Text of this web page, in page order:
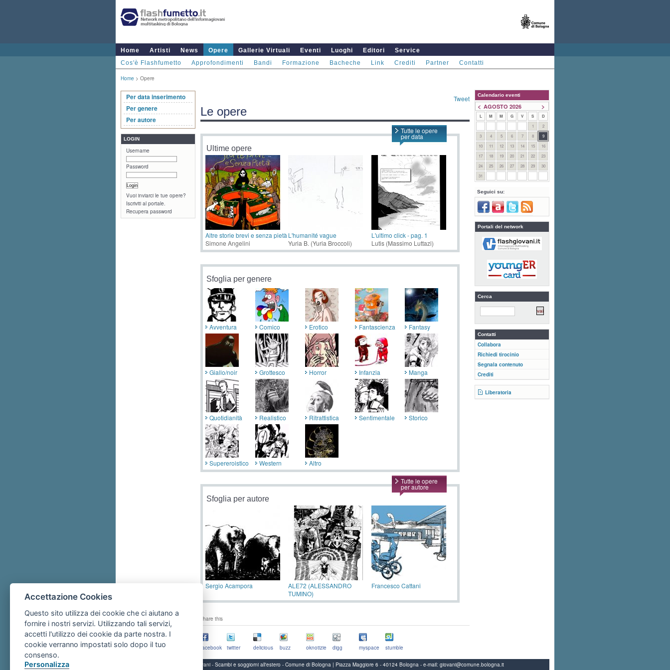
Home Artisti News Opere Gallerie Virtuali Eventi Luoghi Editori
Service
Cos'è Flashfumetto
Approfondimenti Bandi Formazione Bacheche Link Crediti Partner Contatti
Home > Opere
Per data inserimento
Per genere
Per autore
LOGIN
Username
Password
Vuoi inviarci le tue opere?
Iscriviti al portale.
Recupera password
Tweet
Le opere
Ultime opere
Tutte le opere
per data
Altre storie brevi e senza pietà
Simone Angelini
L'humanité vague
Yuria B. (Yuria Broccoli)
L'ultimo click - pag. 1
Lutis (Massimo Luttazi)
Sfoglia per genere
Avventura Comico Erotico Fantascienza Fantasy
Giallo/noir Grottesco Horror Infanzia Manga
Quotidianità Realistico Ritrattistica Sentimentale Storico
Supereroistico Western Altro
Sfoglia per autore
Tutte le opere
per autore
Sergio Acampora
ALE72 (ALESSANDRO
TUMINO)
Francesco Cattani
share this
facebook twitter delicious buzz oknotizie digg myspace stumble
Calendario eventi
>
< AGOSTO 2026
L M M G V S
D
1
2
3
4 5 6 7 8
9
10
11 12 13 14 15
16
17
18 19 20 21 22
23
24
25 26 27 28 29
30
31
Seguici su:
Portali del network
Cerca
Contatti
Collabora
Richiedi tirocinio
Segnala contenuto
Crediti
Liberatoria
Servizi per i giovani - Scambi e soggiorni all'estero - Comune di Bologna | Piazza Maggiore 6 - 40124 Bologna - e-mail: giovani@comune.bologna.it
Accettazione Cookies
Questo sito utilizza dei cookie che ci aiutano a
fornire i nostri servizi. Utilizzando tali servizi,
accetti l'utilizzo dei cookie da parte nostra. I
cookie verranno impostati solo dopo il tuo
consenso.
Personalizza